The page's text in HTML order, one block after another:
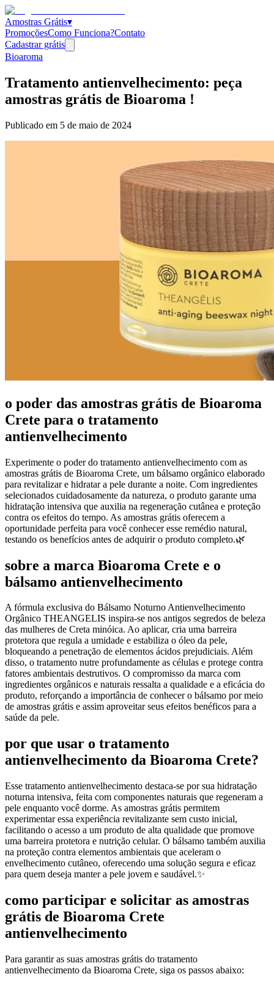
Amostras Grátis▾
PromoçõesComo Funciona?Contato
Cadastrar grátis
Bioaroma
Tratamento antienvelhecimento: peça
amostras grátis de Bioaroma !
Publicado em 5 de maio de 2024
o poder das amostras grátis de Bioaroma
Crete para o tratamento
antienvelhecimento
Experimente o poder do tratamento antienvelhecimento com as
amostras grátis de Bioaroma Crete, um bálsamo orgânico elaborado
para revitalizar e hidratar a pele durante a noite. Com ingredientes
selecionados cuidadosamente da natureza, o produto garante uma
hidratação intensiva que auxilia na regeneração cutânea e proteção
contra os efeitos do tempo. As amostras grátis oferecem a
oportunidade perfeita para você conhecer esse remédio natural,
testando os benefícios antes de adquirir o produto completo.🌿
sobre a marca Bioaroma Crete e o
bálsamo antienvelhecimento
A fórmula exclusiva do Bálsamo Noturno Antienvelhecimento
Orgânico THEANGELIS inspira-se nos antigos segredos de beleza
das mulheres de Creta minóica. Ao aplicar, cria uma barreira
protetora que regula a umidade e estabiliza o óleo da pele,
bloqueando a penetração de elementos ácidos prejudiciais. Além
disso, o tratamento nutre profundamente as células e protege contra
fatores ambientais destrutivos. O compromisso da marca com
ingredientes orgânicos e naturais ressalta a qualidade e a eficácia do
produto, reforçando a importância de conhecer o bálsamo por meio
de amostras grátis e assim aproveitar seus efeitos benéficos para a
saúde da pele.
por que usar o tratamento
antienvelhecimento da Bioaroma Crete?
Esse tratamento antienvelhecimento destaca-se por sua hidratação
noturna intensiva, feita com componentes naturais que regeneram a
pele enquanto você dorme. As amostras grátis permitem
experimentar essa experiência revitalizante sem custo inicial,
facilitando o acesso a um produto de alta qualidade que promove
uma barreira protetora e nutrição celular. O bálsamo também auxilia
na proteção contra elementos ambientais que aceleram o
envelhecimento cutâneo, oferecendo uma solução segura e eficaz
para quem deseja manter a pele jovem e saudável.✨
como participar e solicitar as amostras
grátis de Bioaroma Crete
antienvelhecimento
Para garantir as suas amostras grátis do tratamento
antienvelhecimento da Bioaroma Crete, siga os passos abaixo: